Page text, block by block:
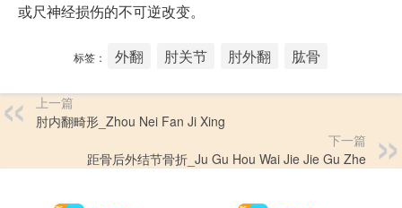
或尺神经损伤的不可逆改变。
标签： 外翻 肘关节 肘外翻 肱骨
上一篇
肘内翻畸形_Zhou Nei Fan Ji Xing
下一篇
距骨后外结节骨折_Ju Gu Hou Wai Jie Jie Gu Zhe